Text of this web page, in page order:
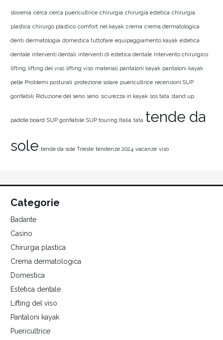
slovenia cerca cerca puericultrice chirurgia chirurgia estetica chirurgia
plastica chirurgo plastico comfort nel kayak crema crema dermatologica
denti dermatologia domestica tuttofare equipaggiamento kayak estetica
dentale interventi dentali interventi di estetica dentale Intervento chirurgico
lifting lifting del viso lifting viso materiali pantaloni kayak pantaloni kayak
pelle Problemi posturali protezione solare puericultrice recensioni SUP
gonfiabili Riduzione del seno seno sicurezza in kayak sos tata stand up
paddle board SUP gonfiabile SUP touring Italia tata tende da
sole tende da sole Trieste tendenze 2024 vacanze viso
Categorie
Badante
Casino
Chirurgia plastica
Crema dermatologica
Domestica
Estetica dentale
Lifting del viso
Pantaloni kayak
Puericultrice